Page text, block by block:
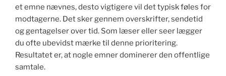
et emne nævnes, desto vigtigere vil det typisk føles for
modtagerne. Det sker gennem overskrifter, sendetid
og gentagelser over tid. Som læser eller seer lægger
du ofte ubevidst mærke til denne prioritering.
Resultatet er, at nogle emner dominerer den offentlige
samtale.